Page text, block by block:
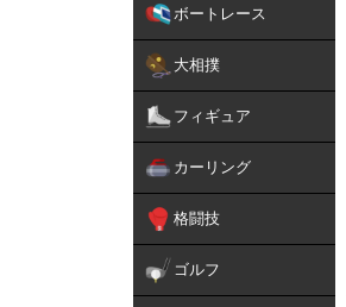
ボートレース
大相撲
フィギュア
カーリング
格闘技
ゴルフ